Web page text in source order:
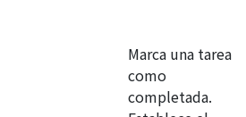
Marca una tarea
como
completada.